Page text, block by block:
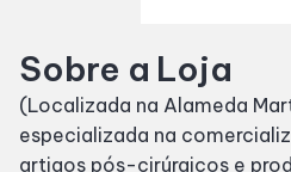
Cinema
Eventos
Sobre a Loja
(Localizada na Alameda
especializada na
artigos pós-cirúrgicos e